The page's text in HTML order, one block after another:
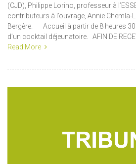
(CJD), Philippe Lorino, professeur à
contributeurs à l’ouvrage, Annie Chemla-
Bergère. Accueil à partir de 8 heures
d’un cocktail déjeunatoire. AFIN DE
Read More